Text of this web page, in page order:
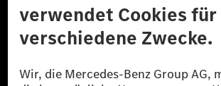
© 2026 Mercedes-Benz Group AG. Alle Rechte
reduzierte CO₂-Emissionen bei der Mercedes-Benz